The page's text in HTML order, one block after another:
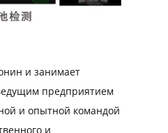
и занимает
предприятием
и опытной командой
и